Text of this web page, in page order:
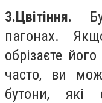
3.Цвітіння.
пагонах.
обрізаєте
часто, ви
бутони, які